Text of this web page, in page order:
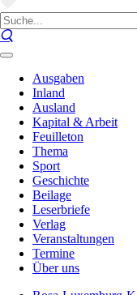
Ausgaben
Inland
Ausland
Kapital & Arbeit
Feuilleton
Thema
Sport
Geschichte
Beilage
Leserbriefe
Verlag
Veranstaltungen
Termine
Über uns